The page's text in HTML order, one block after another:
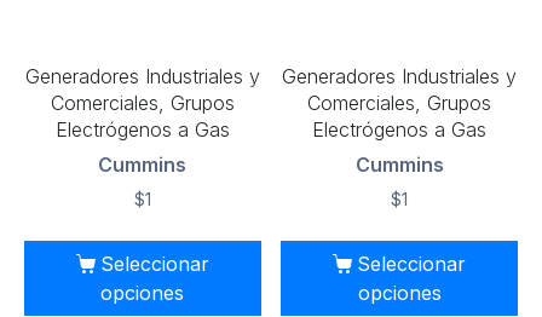
Generadores Industriales y
Comerciales, Grupos
Electrógenos a Gas
Cummins
$1
Seleccionar
opciones
Generadores Industriales y
Comerciales, Grupos
Electrógenos a Gas
Cummins
$1
Seleccionar
opciones